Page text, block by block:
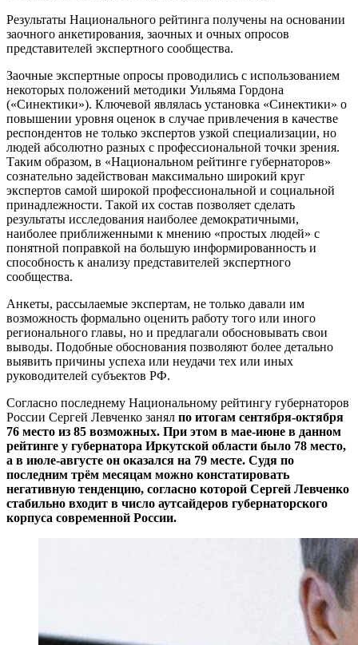
Результаты Национального рейтинга получены на основании
заочного анкетирования, заочных и очных опросов
представителей экспертного сообщества.
Заочные экспертные опросы проводились с использованием
некоторых положений методики Уильяма Гордона
(«Синектики»). Ключевой являлась установка «Синектики» о
повышении уровня оценок в случае привлечения в качестве
респондентов не только экспертов узкой специализации, но
людей абсолютно разных с профессиональной точки зрения.
Таким образом, в «Национальном рейтинге губернаторов»
сознательно задействован максимально широкий круг
экспертов самой широкой профессиональной и социальной
принадлежности. Такой их состав позволяет сделать
результаты исследования наиболее демократичными,
наиболее приближенными к мнению «простых людей» с
понятной поправкой на большую информированность и
способность к анализу представителей экспертного
сообщества.
Анкеты, рассылаемые экспертам, не только давали им
возможность формально оценить работу того или иного
регионального главы, но и предлагали обосновывать свои
выводы. Подобные обоснования позволяют более детально
выявить причины успеха или неудачи тех или иных
руководителей субъектов РФ.
Согласно последнему Национальному рейтингу губернаторов
России Сергей Левченко занял по итогам сентября-октября
76 место из 85 возможных. При этом в мае-июне в данном
рейтинге у губернатора Иркутской области было 78 место,
а в июле-августе он оказался на 79 месте. Судя по
последним трём месяцам можно констатировать
негативную тенденцию, согласно которой Сергей Левченко
стабильно входит в число аутсайдеров губернаторского
корпуса современной России.